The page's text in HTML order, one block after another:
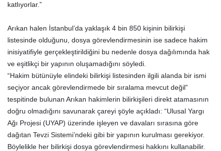
katlıyorlar.”
Arıkan halen İstanbul’da yaklaşık 4 bin 850 kişinin bilirkişi
listesinde olduğunu, dosya görevlendirmesinin ise sadece hakim
inisiyatifiyle gerçekleştirildiğini bu nedenle dosya dağılımında hak
ve eşitlikçi bir yapının oluşamadığını söyledi.
“Hakim bütünüyle elindeki bilirkişi listesinden ilgili alanda bir ismi
seçiyor ancak görevlendirmede bir sıralama mevcut değil”
tespitinde bulunan Arıkan hakimlerin bilirkişileri direkt atamasının
doğru olmadığını savunarak çareyi şöyle açıkladı: “Ulusal Yargı
Ağı Projesi (UYAP) üzerinde işleyen ve davaları sırasına göre
dağıtan Tevzi Sistemi’ndeki gibi bir yapının kurulması gerekiyor.
Böylelikle her bilirkişi dosya görevlendirmesi hakkını kullanabilir.